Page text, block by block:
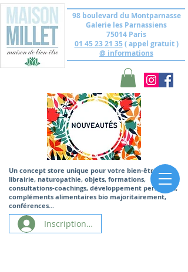
98 boulevard du Montparnasse
Galerie les Parnassiens
75014 Paris
01 45 23 21 35( appel gratuit )
@ informations
Un concept store unique pour votre bien-être,
librairie, naturopathie, objets, formations,
consultations-coachings, développement personnel,
compléments alimentaires bio majoritairement,
conférences...
Inscription/Connexion